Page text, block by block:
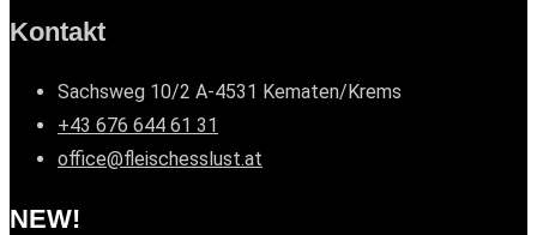
Kontakt
Sachsweg 10/2 A-4531 Kematen/Krems
+43 676 644 61 31
office@fleischesslust.at
NEW!